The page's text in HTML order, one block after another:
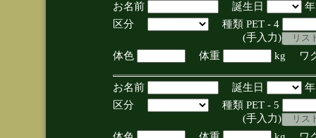
お名前 誕生日
区分
種類 PET - 4
(手入力)
体色
体重 kg ワ
お名前 誕生日
区分
種類 PET - 5
(手入力)